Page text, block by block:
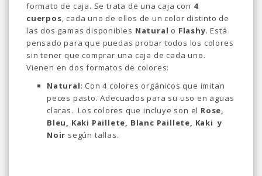
formato de caja. Se trata de una caja con 4
cuerpos, cada uno de ellos de un color distinto de
las dos gamas disponibles Natural o Flashy. Está
pensado para que puedas probar todos los colores
sin tener que comprar una caja de cada uno.
Vienen en dos formatos de colores:
Natural: Con 4 colores orgánicos que imitan
peces pasto. Adecuados para su uso en aguas
claras. Los colores que incluye son el Rose,
Bleu, Kaki Paillete, Blanc Paillete, Kaki y
Noir según tallas.